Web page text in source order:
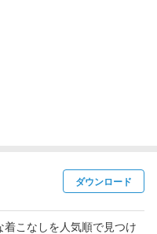
ダウンロード
こなしを人気順で見つけ